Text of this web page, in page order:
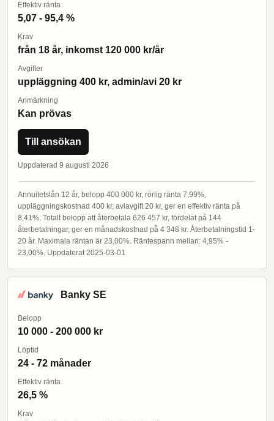
Effektiv ränta
5,07 - 95,4 %
Krav
från 18 år, inkomst 120 000 kr/år
Avgifter
uppläggning 400 kr, admin/avi 20 kr
Anmärkning
Kan prövas
Till ansökan
Uppdaterad 9 augusti 2026
Annuitetslån 12 år, belopp 400 000 kr, rörlig ränta 7,99%,
uppläggningskostnad 400 kr, aviavgift 20 kr, ger en effektiv ränta på
8,41%. Totalt belopp att återbetala 626 457 kr, fördelat på 144
återbetalningar, ger en månadskostnad på 4 348 kr. Återbetalningstid 1-
20 år. Maximala räntan är 23,00%. Räntespann mellan: 4,95% -
23,00%. Uppdaterat 2025-03-01
Banky SE
Belopp
10 000 - 200 000 kr
Löptid
24 - 72 månader
Effektiv ränta
26,5 %
Krav